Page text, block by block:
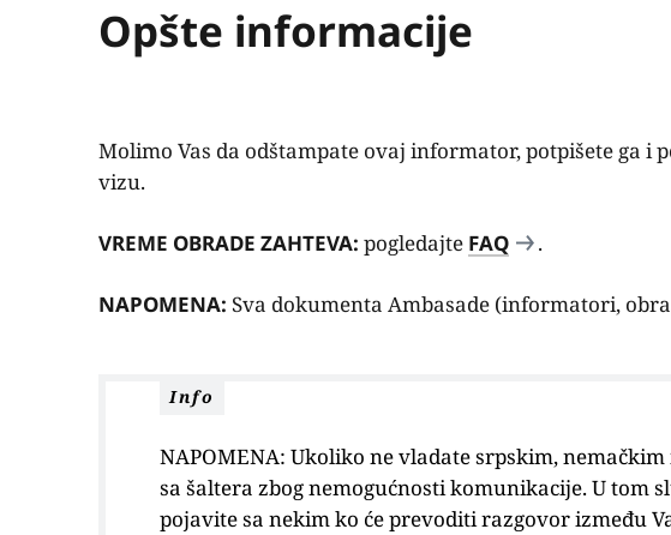
Opšte informacije
Molimo Vas da odštampate ovaj informator, potpišete ga i
vizu.
VREME OBRADE ZAHTEVA: pogledajte FAQ .
NAPOMENA: Sva dokumenta Ambasade (informatori,
Info
NAPOMENA: Ukoliko ne vladate srpskim,
sa šaltera zbog nemogućnosti komunikacije. U tom
pojavite sa nekim ko će prevoditi razgovor između